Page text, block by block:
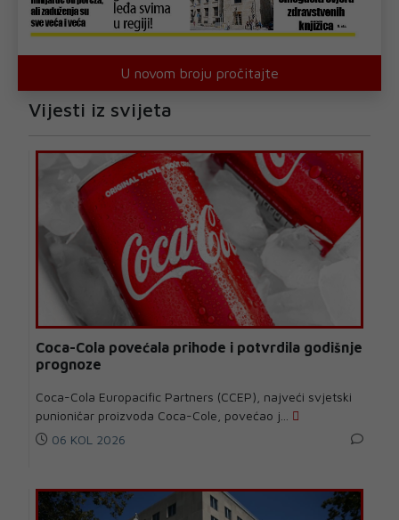
U novom broju pročitajte
Vijesti iz svijeta
Coca-Cola povećala prihode i potvrdila godišnje
prognoze
Coca-Cola Europacific Partners (CCEP), najveći svjetski
punioničar proizvoda Coca-Cole, povećao j...
06 KOL 2026